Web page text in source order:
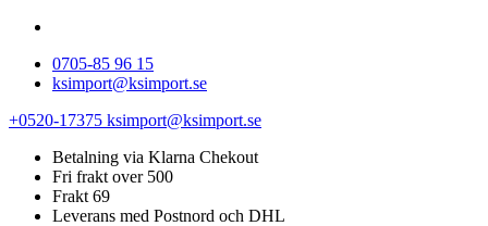
0705-85 96 15
ksimport@ksimport.se
+0520-17375 ksimport@ksimport.se
Betalning via Klarna Chekout
Fri frakt over 500
Frakt 69
Leverans med Postnord och DHL